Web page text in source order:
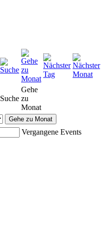
Suche
Gehe
zu
Monat
Gehe zu Monat
Vergangene Events